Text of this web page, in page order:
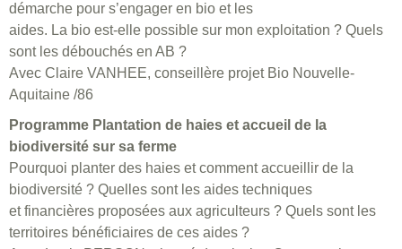
démarche pour s’engager en bio et les
aides. La bio est-elle possible sur mon exploitation ? Quels
sont les débouchés en AB ?
Avec Claire VANHEE, conseillère projet Bio Nouvelle-
Aquitaine /86
Programme Plantation de haies et accueil de la
biodiversité sur sa ferme
Pourquoi planter des haies et comment accueillir de la
biodiversité ? Quelles sont les aides techniques
et financières proposées aux agriculteurs ? Quels sont les
territoires bénéficiaires de ces aides ?